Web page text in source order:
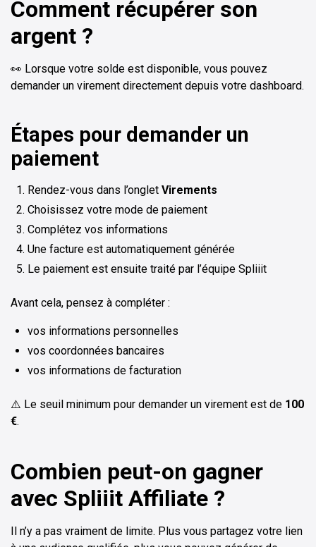
Comment récupérer son
argent ?
👀 Lorsque votre solde est disponible, vous pouvez
demander un virement directement depuis votre dashboard.
Étapes pour demander un
paiement
Rendez-vous dans l’onglet Virements
Choisissez votre mode de paiement
Complétez vos informations
Une facture est automatiquement générée
Le paiement est ensuite traité par l’équipe Spliiit
Avant cela, pensez à compléter :
vos informations personnelles
vos coordonnées bancaires
vos informations de facturation
⚠️ Le seuil minimum pour demander un virement est de 100
€.
Combien peut-on gagner
avec Spliiit Affiliate ?
Il n’y a pas vraiment de limite. Plus vous partagez votre lien